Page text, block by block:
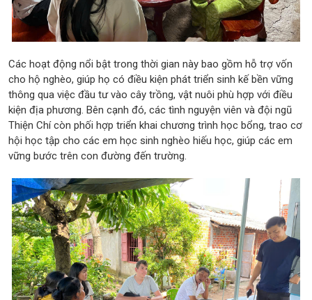
Các hoạt động nổi bật trong thời gian này bao gồm hỗ trợ vốn
cho hộ nghèo, giúp họ có điều kiện phát triển sinh kế bền vững
thông qua việc đầu tư vào cây trồng, vật nuôi phù hợp với điều
kiện địa phương. Bên cạnh đó, các tình nguyện viên và đội ngũ
Thiện Chí còn phối hợp triển khai chương trình học bổng, trao cơ
hội học tập cho các em học sinh nghèo hiếu học, giúp các em
vững bước trên con đường đến trường.